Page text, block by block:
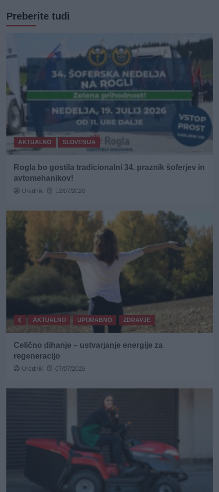
Preberite tudi
AKTUALNO SLOVENIJA
Rogla bo gostila tradicionalni 34. praznik šoferjev in
avtomehanikov!
Urednik 12/07/2026
€ AKTUALNO UPORABNO ZDRAVJE
Celično dihanje – ustvarjanje energije za
regeneracijo
Urednik 07/07/2026